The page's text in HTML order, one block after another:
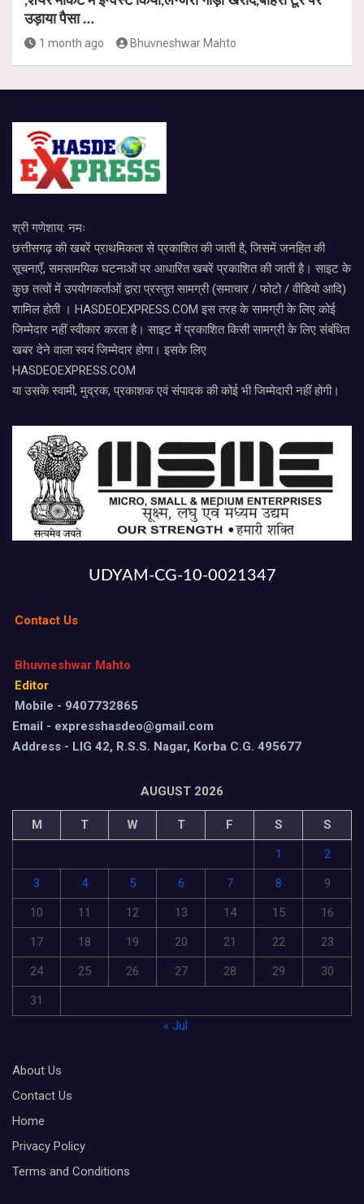
उड़ाया पैसा …
1 month ago Bhuvneshwar Mahto
श्री गणेशाय: नमः
छत्तीसगढ़ की खबरें प्राथमिकता से प्रकाशित की जाती है, जिसमें जनहित की
सूचनाएँ, समसामयिक घटनाओं पर आधारित खबरें प्रकाशित की जाती है। साइट के
कुछ तत्वों में उपयोगकर्ताओं द्वारा प्रस्तुत सामग्री (समाचार / फोटो / वीडियो आदि)
शामिल होती । HASDEOEXPRESS.COM इस तरह के सामग्री के लिए कोई
जिम्मेदार नहीं स्वीकार करता है। साइट में प्रकाशित किसी सामग्री के लिए संबंधित
खबर देने वाला स्वयं जिम्मेदार होगा। इसके लिए
HASDEOEXPRESS.COM
या उसके स्वामी, मुद्रक, प्रकाशक एवं संपादक की कोई भी जिम्मेदारी नहीं होगी।
UDYAM-CG-10-0021347
Contact Us
Bhuvneshwar Mahto
Editor
Mobile - 9407732865
Email - expresshasdeo@gmail.com
Address - LIG 42, R.S.S. Nagar, Korba C.G. 495677
AUGUST 2026
M T W T F S
S
1
2
3
4 5 6 7 8
9
10
11 12 13 14 15
16
17
18 19 20 21 22
23
24
25 26 27 28 29
30
31
« Jul
About Us
Contact Us
Home
Privacy Policy
Terms and Conditions